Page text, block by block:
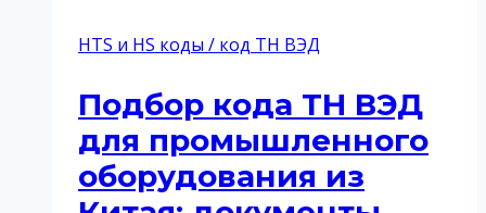
HTS и HS коды / код ТН ВЭД
Подбор кода ТН ВЭД
для промышленного
оборудования из